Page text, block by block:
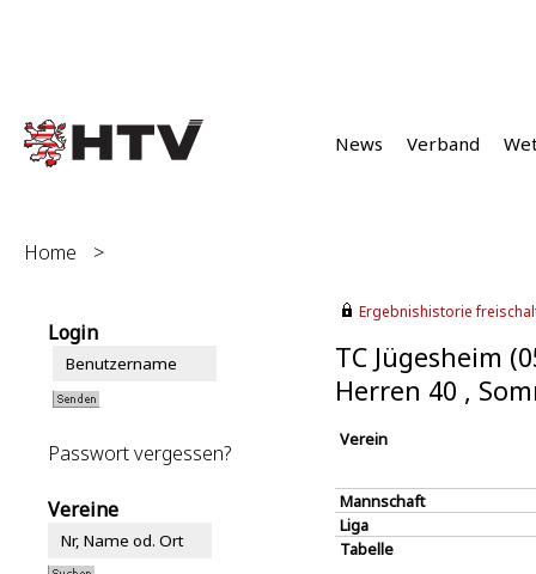
News Verband
Home >
Login
Passwort vergessen?
Vereine
Ergebnishistorie
TC Jügesheim
Herren 40 ,
Verein
Mannschaft
Liga
Tabelle